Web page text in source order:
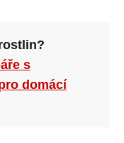
s
domácí